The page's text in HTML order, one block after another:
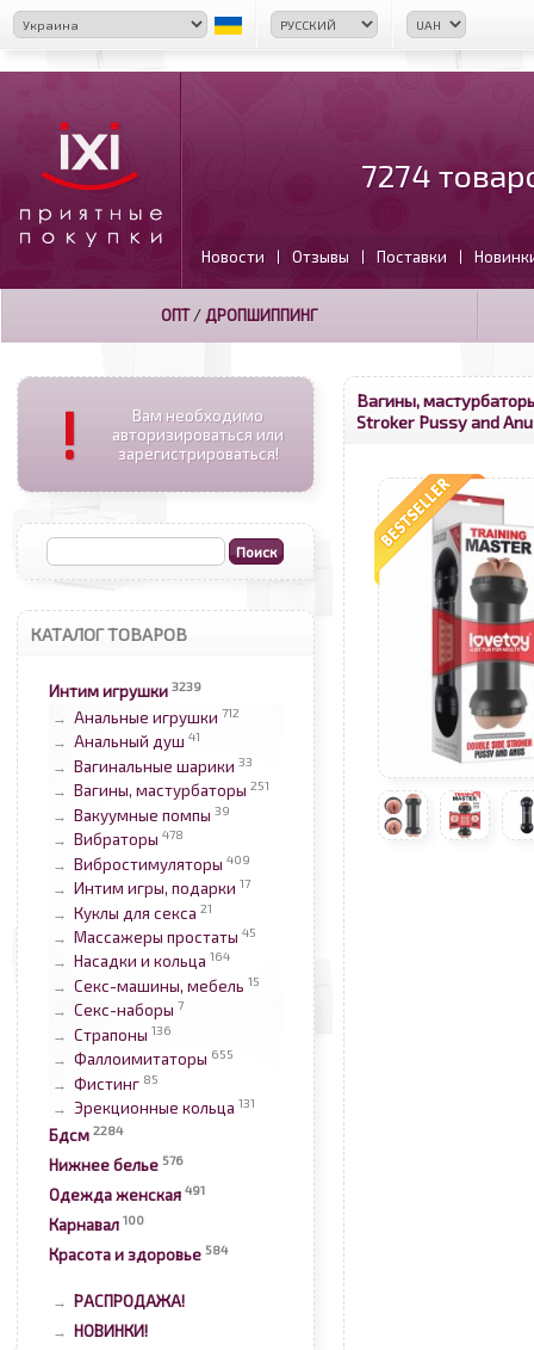
7274
Новости | Отзывы | Поставки |
ОПТ/ ДРОПШИППИНГ
!
Вам необходимо
авторизироваться или
зарегистрироваться!
КАТАЛОГ ТОВАРОВ
Интим игрушки 3239
→ Анальные игрушки 712
→ Анальный душ 41
→ Вагинальные шарики 33
→ Вагины, мастурбаторы 251
→ Вакуумные помпы 39
→ Вибраторы 478
→ Вибростимуляторы 409
→ Интим игры, подарки 17
→ Куклы для секса 21
→ Массажеры простаты 45
→ Насадки и кольца 164
→ Секс-машины, мебель 15
→ Секс-наборы 7
→ Страпоны 136
→ Фаллоимитаторы 655
→ Фистинг 85
→ Эрекционные кольца 131
Бдсм 2284
Нижнее белье 576
Одежда женская 491
Карнавал 100
Красота и здоровье 584
→ РАСПРОДАЖА!
→ НОВИНКИ!
Вагины,
Stroker Pussy and